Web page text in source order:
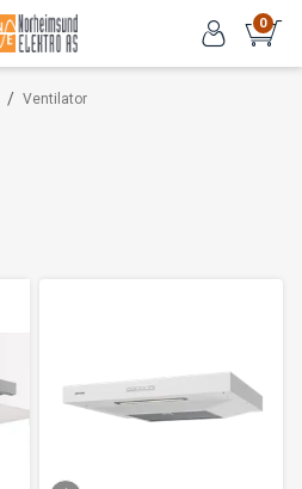
0
/ Ventilator